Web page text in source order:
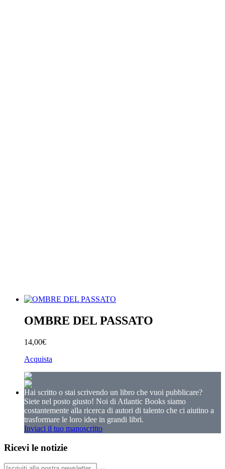
OMBRE DEL PASSATO
14,00€
Acquista
Hai scritto o stai scrivendo un libro che vuoi pubblicare?
Siete nel posto giusto! Noi di Atlantic Books siamo
costantemente alla ricerca di autori di talento che ci aiutino a
trasformare le loro idee in grandi libri.
Inviaci il tuo manoscritto
Ricevi le notizie